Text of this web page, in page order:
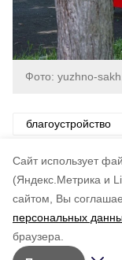
Cайт использует
(Яндекс.Метрика и
сайтом, Вы
персональных
браузера.
Фото: yuzhno-
благоустройство
единая россия
по
5